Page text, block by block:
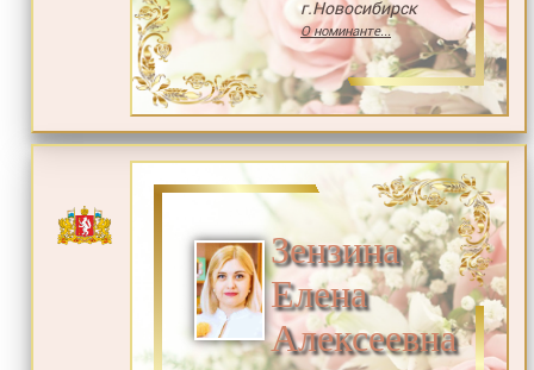
г.Новосибирск
О номинанте...
Зензина
Елена
Алексеевна